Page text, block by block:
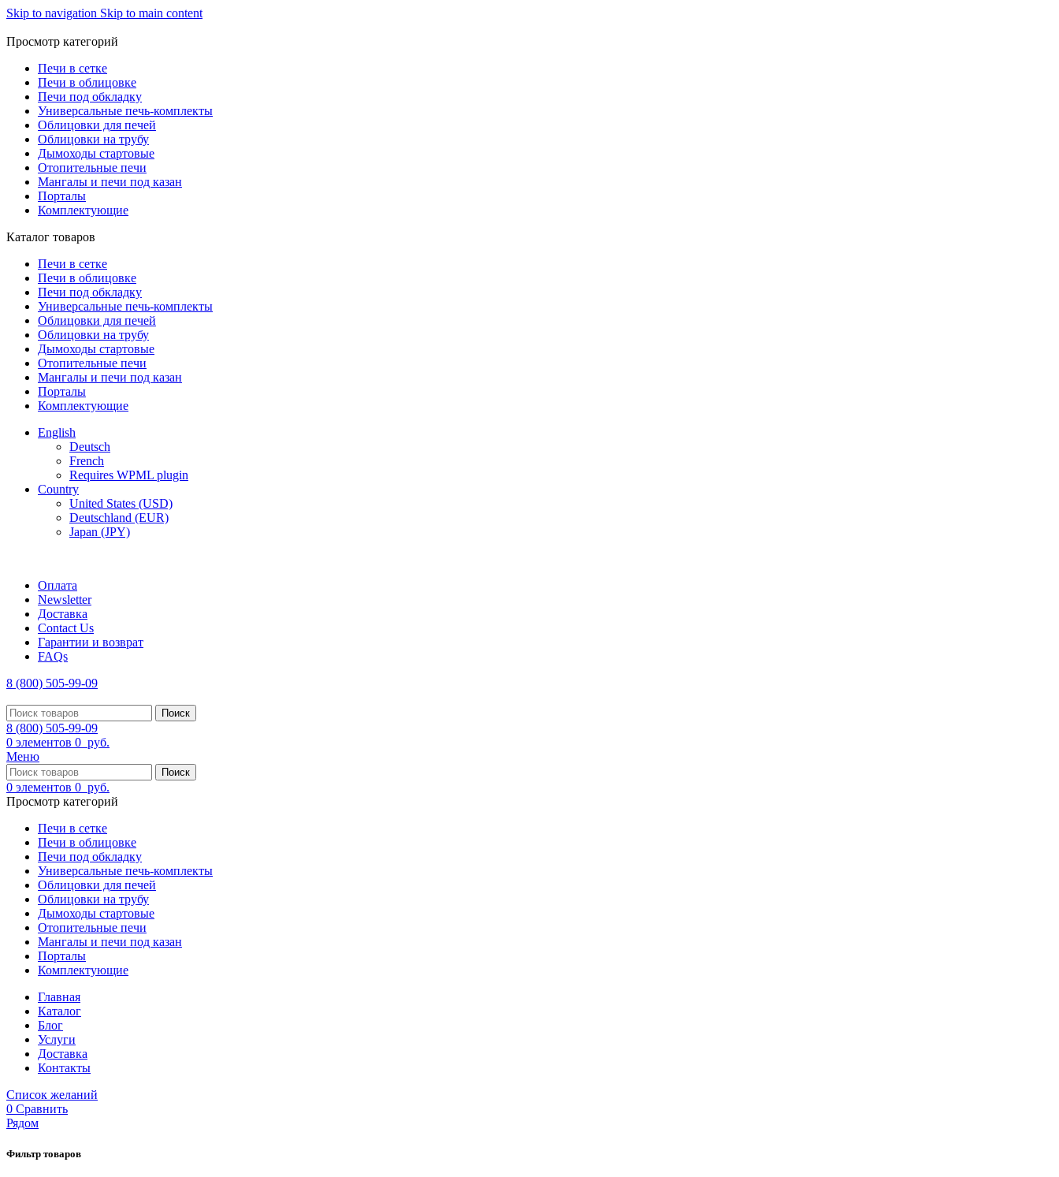
Skip to navigation Skip to main content
Просмотр категорий
Печи в сетке
Печи в облицовке
Печи под обкладку
Универсальные печь-комплекты
Облицовки для печей
Облицовки на трубу
Дымоходы стартовые
Отопительные печи
Мангалы и печи под казан
Порталы
Комплектующие
Каталог товаров
Печи в сетке
Печи в облицовке
Печи под обкладку
Универсальные печь-комплекты
Облицовки для печей
Облицовки на трубу
Дымоходы стартовые
Отопительные печи
Мангалы и печи под казан
Порталы
Комплектующие
English
Deutsch
French
Requires WPML plugin
Country
United States (USD)
Deutschland (EUR)
Japan (JPY)
Оплата
Newsletter
Доставка
Contact Us
Гарантии и возврат
FAQs
8 (800) 505-99-09
Поиск
8 (800) 505-99-09
0 элементов 0 руб.
Меню
Поиск
0 элементов 0 руб.
Просмотр категорий
Печи в сетке
Печи в облицовке
Печи под обкладку
Универсальные печь-комплекты
Облицовки для печей
Облицовки на трубу
Дымоходы стартовые
Отопительные печи
Мангалы и печи под казан
Порталы
Комплектующие
Главная
Каталог
Блог
Услуги
Доставка
Контакты
Список желаний
0 Сравнить
Рядом
Фильтр товаров